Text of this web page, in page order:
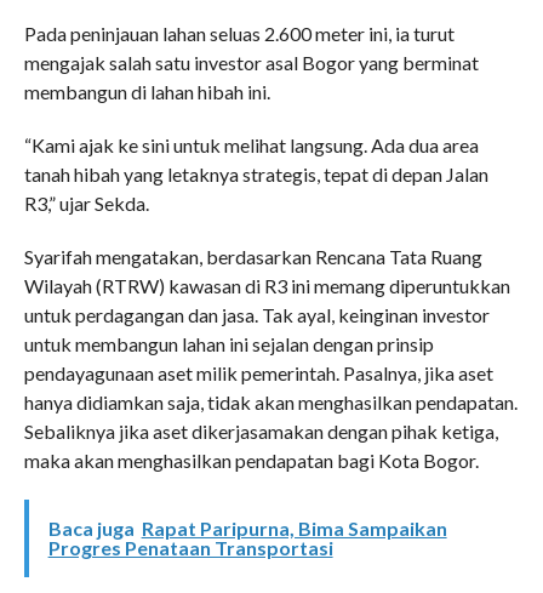
Pada peninjauan lahan seluas 2.600 meter ini, ia turut
mengajak salah satu investor asal Bogor yang berminat
membangun di lahan hibah ini.
“Kami ajak ke sini untuk melihat langsung. Ada dua area
tanah hibah yang letaknya strategis, tepat di depan Jalan
R3,” ujar Sekda.
Syarifah mengatakan, berdasarkan Rencana Tata Ruang
Wilayah (RTRW) kawasan di R3 ini memang diperuntukkan
untuk perdagangan dan jasa. Tak ayal, keinginan investor
untuk membangun lahan ini sejalan dengan prinsip
pendayagunaan aset milik pemerintah. Pasalnya, jika aset
hanya didiamkan saja, tidak akan menghasilkan pendapatan.
Sebaliknya jika aset dikerjasamakan dengan pihak ketiga,
maka akan menghasilkan pendapatan bagi Kota Bogor.
Baca juga Rapat Paripurna, Bima Sampaikan
Progres Penataan Transportasi